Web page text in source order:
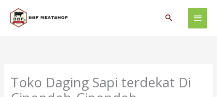
content
Main
Search
Toko Daging Sapi terdekat Di